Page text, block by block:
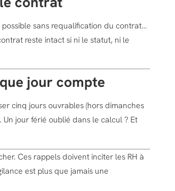
sans requalification du contrat…
reste intact si ni le statut, ni le
jour compte
cinq jours ouvrables (hors dimanches
jour férié oublié dans le calcul ? Et
Ces rappels doivent inciter les RH à
est plus que jamais une